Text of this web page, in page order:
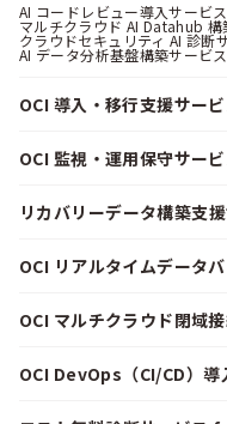
AI コードレビュー導入サービ
マルチクラウド AI Datahub
クラウドセキュリティ AI 診断
AI データ分析基盤構築サービ
OCI 導入・移行支援サー
OCI 監視・運用保守サー
リカバリーデータ構築支
OCI リアルタイムデータ
OCI マルチクラウド閉域
OCI DevOps（CI/CD）導